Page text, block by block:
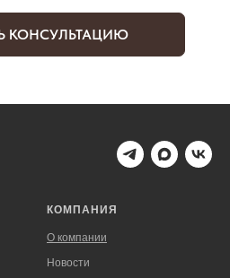
КОНСУЛЬТАЦИЮ
КОМПАНИЯ
О компании
Новости